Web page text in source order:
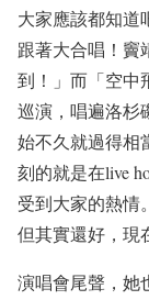
大家應該都知道
跟著大合唱！竇
到！」而「空中
巡演，唱遍洛杉
始不久就過得相
刻的就是在live
受到大家的熱情
但其實還好，現
演唱會尾聲，她